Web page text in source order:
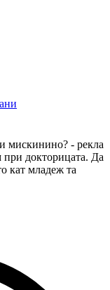
мискинино? - рекла
при докторицата. Да
кат младеж та